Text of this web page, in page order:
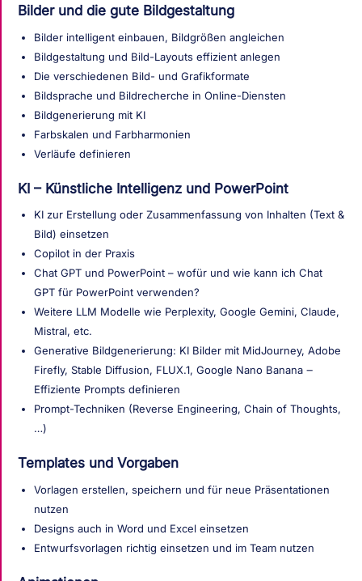
Bilder und die gute Bildgestaltung
Bilder intelligent einbauen, Bildgrößen angleichen
Bildgestaltung und Bild-Layouts effizient anlegen
Die verschiedenen Bild- und Grafikformate
Bildsprache und Bildrecherche in Online-Diensten
Bildgenerierung mit KI
Farbskalen und Farbharmonien
Verläufe definieren
KI – Künstliche Intelligenz und PowerPoint
KI zur Erstellung oder Zusammenfassung von Inhalten (Text &
Bild) einsetzen
Copilot in der Praxis
Chat GPT und PowerPoint – wofür und wie kann ich Chat
GPT für PowerPoint verwenden?
Weitere LLM Modelle wie Perplexity, Google Gemini, Claude,
Mistral, etc.
Generative Bildgenerierung: KI Bilder mit MidJourney, Adobe
Firefly, Stable Diffusion, FLUX.1, Google Nano Banana ‒
Effiziente Prompts definieren
Prompt-Techniken (Reverse Engineering, Chain of Thoughts,
…)
Templates und Vorgaben
Vorlagen erstellen, speichern und für neue Präsentationen
nutzen
Designs auch in Word und Excel einsetzen
Entwurfsvorlagen richtig einsetzen und im Team nutzen